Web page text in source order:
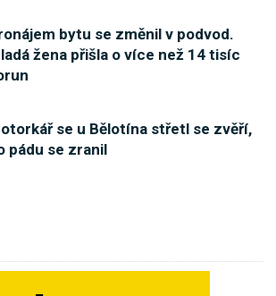
bytu se změnil v podvod.
žena přišla o více než 14 tisíc
se u Bělotína střetl se zvěří,
pádu se zranil